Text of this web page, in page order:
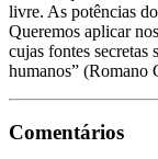
livre. As potências
Queremos aplicar
cujas fontes secretas
humanos”
Comentários